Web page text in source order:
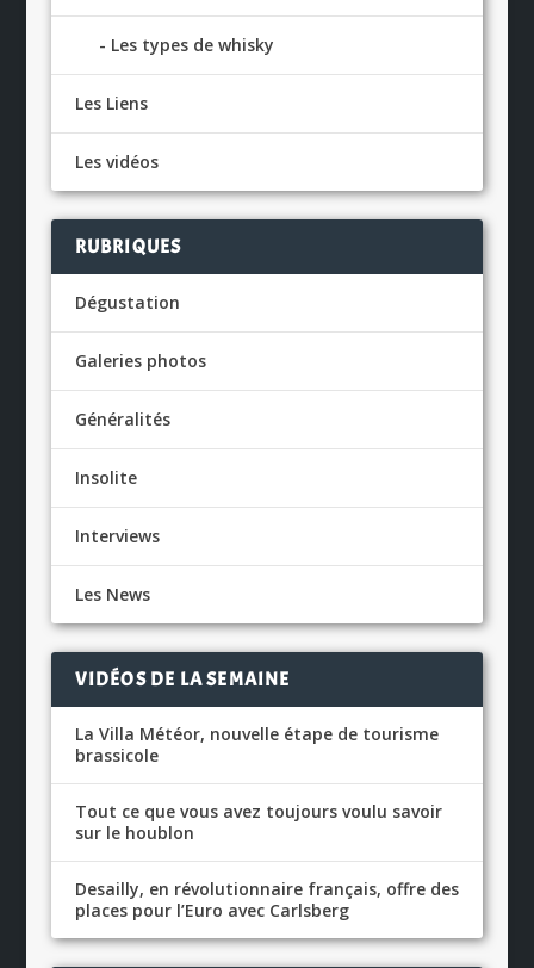
Les types de whisky
Les Liens
Les vidéos
RUBRIQUES
Dégustation
Galeries photos
Généralités
Insolite
Interviews
Les News
VIDÉOS DE LA SEMAINE
La Villa Météor, nouvelle étape de tourisme
brassicole
Tout ce que vous avez toujours voulu savoir
sur le houblon
Desailly, en révolutionnaire français, offre des
places pour l’Euro avec Carlsberg